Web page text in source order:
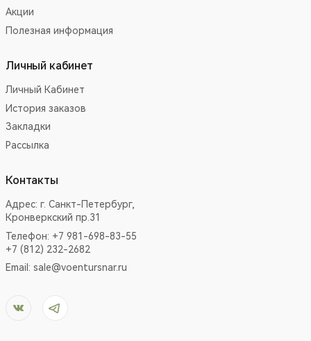
Акции
Полезная информация
Личный кабинет
Личный Кабинет
История заказов
Закладки
Рассылка
Контакты
Адрес: г. Санкт-Петербург,
Кронверкский пр.31
Телефон: +7 981-698-83-55
+7 (812) 232-2682
Email: sale@voentursnar.ru